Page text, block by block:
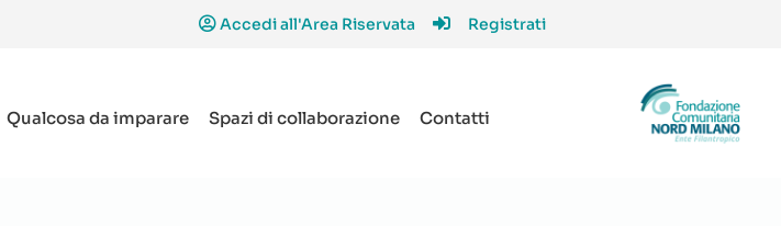
Accedi all'Area Riservata Registrati
Qualcosa da imparare Spazi di collaborazione Contatti